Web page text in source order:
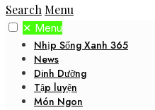
Search Menu
✕ Menu
Nhịp Sống Xanh 365
News
Dinh Dưỡng
Tập luyện
Món Ngon